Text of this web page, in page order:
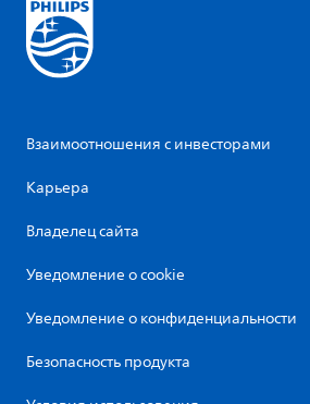
Взаимоотношения с инвесторами
Карьера
Владелец сайта
Уведомление о cookie
Уведомление о конфиденциальности
Безопасность продукта